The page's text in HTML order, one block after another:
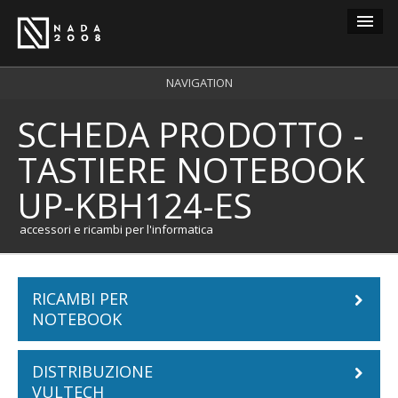
carrello 0
login
registrazione
NAVIGATION
SCHEDA PRODOTTO -
TASTIERE NOTEBOOK
UP-KBH124-ES
accessori e ricambi per l'informatica
RICAMBI PER
NOTEBOOK
Batterie Notebook
DISTRIBUZIONE
VULTECH